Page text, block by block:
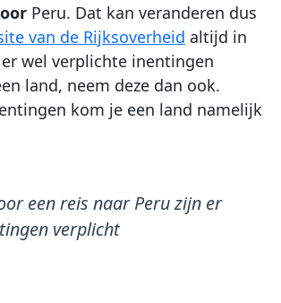
Peru. Dat kan veranderen dus
van de Rijksoverheid altijd in
wel verplichte inentingen
land, neem deze dan ook.
kom je een land namelijk
een reis naar Peru zijn er
verplicht